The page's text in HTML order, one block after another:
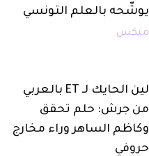
يوشّحه بالعلم التونسي
ميكس
لين الحايك لـ ET بالعربي
من جرش: حلم تحقق
وكاظم الساهر وراء مخارج
حروفي